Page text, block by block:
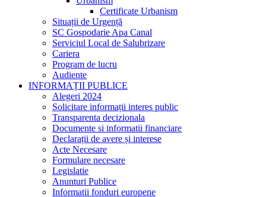
Certificate Urbanism
Situații de Urgență
SC Gospodarie Apa Canal
Serviciul Local de Salubrizare
Cariera
Program de lucru
Audiente
INFORMAȚII PUBLICE
Alegeri 2024
Solicitare informații interes public
Transparenta decizionala
Documente si informatii financiare
Declarații de avere și interese
Acte Necesare
Formulare necesare
Legislatie
Anunturi Publice
Informatii fonduri europene